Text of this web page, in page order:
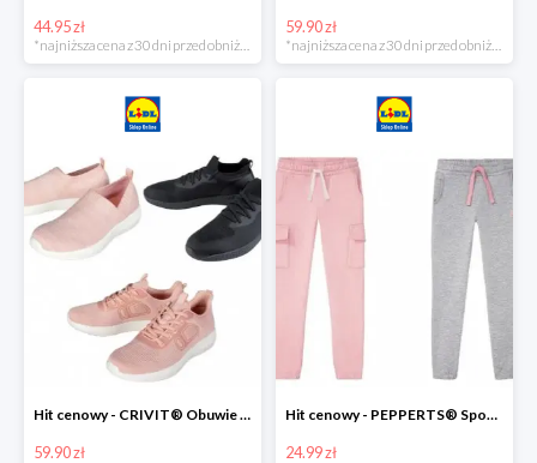
44.95 zł
*najniższa cena z 30 dni przed obniżką
59.90 zł
*najniższa cena z 30 dni przed obniżką
Hit cenowy - CRIVIT® Obuwie dziewczęce sportowe i na co dzień, 1 para
59.90 zł
Hit cenowy - PEPPERTS® Spodnie dresowe dziewczęce, 1 para
24.99 zł